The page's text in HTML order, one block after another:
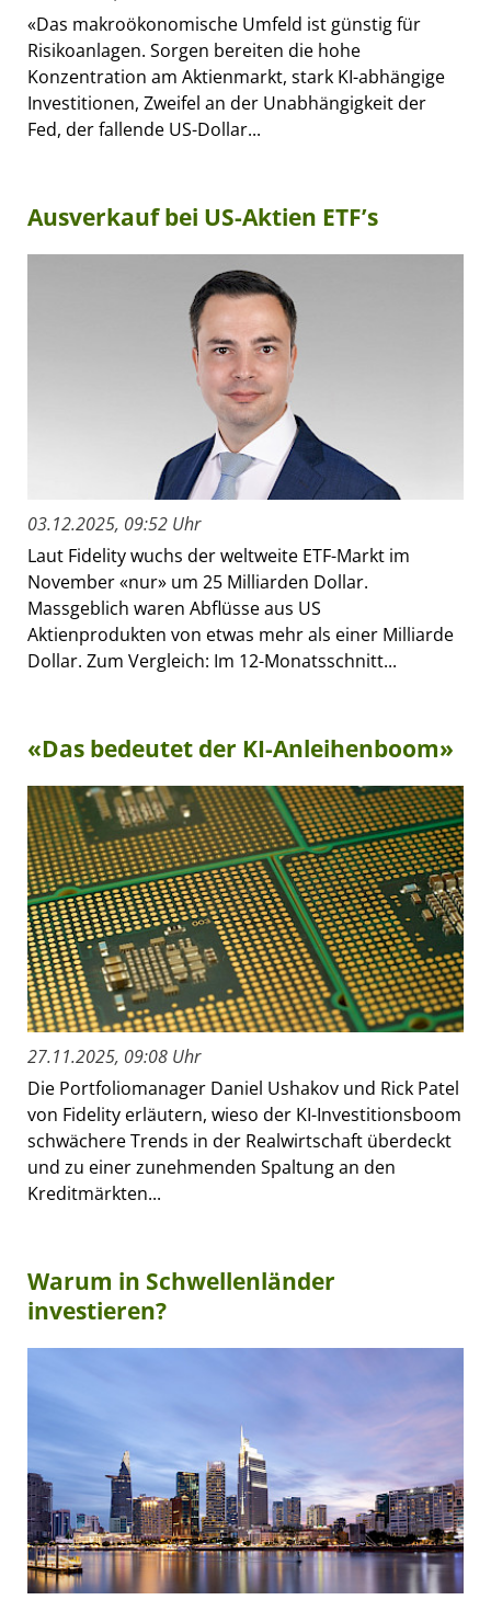
«Das makroökonomische Umfeld ist günstig für
Risikoanlagen. Sorgen bereiten die hohe
Konzentration am Aktienmarkt, stark KI-abhängige
Investitionen, Zweifel an der Unabhängigkeit der
Fed, der fallende US-Dollar...
Ausverkauf bei US-Aktien ETF’s
03.12.2025, 09:52 Uhr
Laut Fidelity wuchs der weltweite ETF-Markt im
November «nur» um 25 Milliarden Dollar.
Massgeblich waren Abflüsse aus US
Aktienprodukten von etwas mehr als einer Milliarde
Dollar. Zum Vergleich: Im 12-Monatsschnitt...
«Das bedeutet der KI-Anleihenboom»
27.11.2025, 09:08 Uhr
Die Portfoliomanager Daniel Ushakov und Rick Patel
von Fidelity erläutern, wieso der KI-Investitionsboom
schwächere Trends in der Realwirtschaft überdeckt
und zu einer zunehmenden Spaltung an den
Kreditmärkten...
Warum in Schwellenländer
investieren?